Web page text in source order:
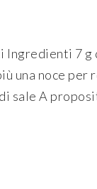
7
una noce
sale A